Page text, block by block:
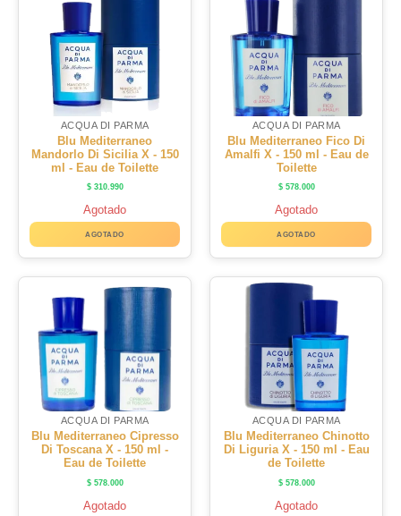
ACQUA DI PARMA
Blu Mediterraneo
Mandorlo Di Sicilia X - 150
ml - Eau de Toilette
$310.990
Agotado
AGOTADO
ACQUA DI PARMA
Blu Mediterraneo Fico Di
Amalfi X - 150 ml - Eau de
Toilette
$578.000
Agotado
AGOTADO
ACQUA DI PARMA
Blu Mediterraneo Cipresso
Di Toscana X - 150 ml -
Eau de Toilette
$578.000
Agotado
ACQUA DI PARMA
Blu Mediterraneo Chinotto
Di Liguria X - 150 ml - Eau
de Toilette
$578.000
Agotado